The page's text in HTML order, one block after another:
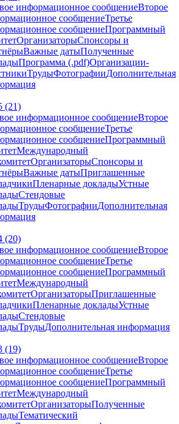
информационное сообщениеВторое
сообщениеТретье
сообщениеПрограммный
ОрганизаторыСпонсоры и
Важные датыПолученные
Программа (.pdf)Организации-
ТрудыФотографииДополнительная
(21)
информационное сообщениеВторое
сообщениеТретье
сообщениеПрограммный
Международный
ОрганизаторыСпонсоры и
Важные датыПриглашенные
Пленарные докладыУстные
Стендовые
ТрудыФотографииДополнительная
(20)
информационное сообщениеВторое
сообщениеТретье
сообщениеПрограммный
Международный
ОрганизаторыПриглашенные
Пленарные докладыУстные
Стендовые
ТрудыДополнительная информация
(19)
информационное сообщениеВторое
сообщениеТретье
сообщениеПрограммный
Международный
ОрганизаторыПолученные
Тематический